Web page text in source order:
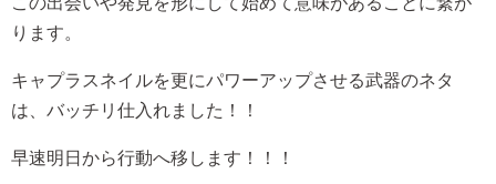
ります。
キャプラスネイルを更にパワーアップさせる武器のネタ
は、バッチリ仕入れました！！
早速明日から行動へ移します！！！